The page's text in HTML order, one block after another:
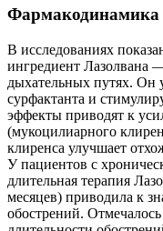
Фармакодинамика
В исследованиях
ингредиент Лазолвана
дыхательных путях. Он
сурфактанта и
эффекты приводят к
(мукоцилиарного
клиренса улучшает
У пациентов с
длительная терапия
месяцев) приводила к
обострений.